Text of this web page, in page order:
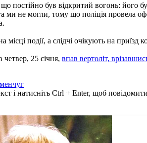
постійно був відкритий вогонь: його
ми не могли, тому що поліція провела
події, а слідчі очікують на приїзд
четвер, 25 січня, впав вертоліт,
і натисніть Ctrl + Enter, щоб